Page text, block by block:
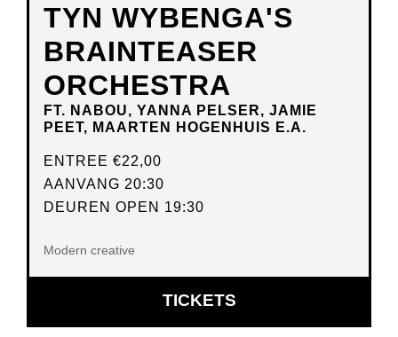
TYN WYBENGA'S
BRAINTEASER
ORCHESTRA
FT. NABOU, YANNA PELSER, JAMIE
PEET, MAARTEN HOGENHUIS E.A.
ENTREE €22,00
AANVANG 20:30
DEUREN OPEN 19:30
Modern creative
TICKETSOPENT
IN